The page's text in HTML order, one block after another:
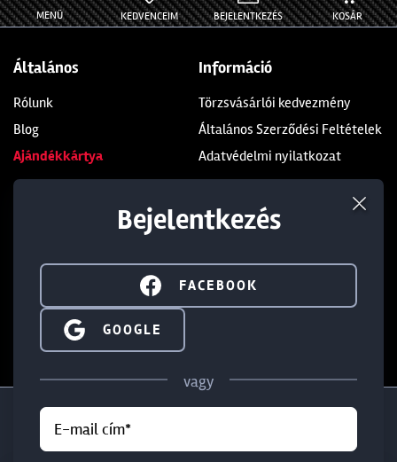
MENÜ KEDVENCEIM BEJELENTKEZÉS KOSÁR
Általános
Rólunk
Blog
Ajándékkártya
Információ
Törzsvásárlói kedvezmény
Általános Szerződési Feltételek
Adatvédelmi nyilatkozat
Dunakeszi
+36 1 284 5283
info@walterland.net
IRATKOZZ FEL HÍRLEVELÜNKRE!
Bejelentkezés
FACEBOOK
GOOGLE
SIGN IN WITH GOOGLE
vagy
E-mail cím*